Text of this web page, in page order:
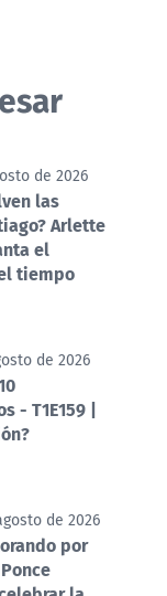
de 2026
las
Arlette
el
tiempo
de 2026
- T1E159 |
de 2026
por